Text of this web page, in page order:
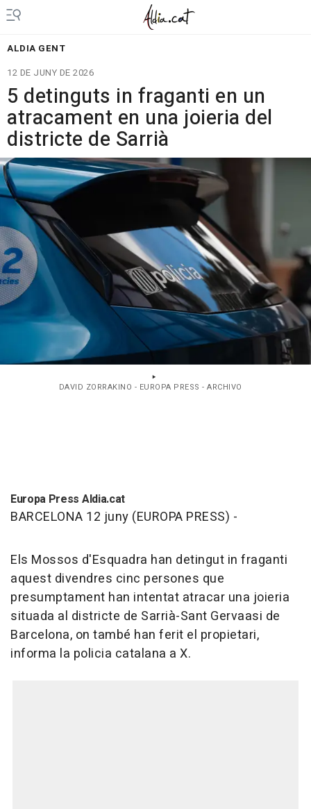
ALDIA GENT
12 DE JUNY DE 2026
5 detinguts in fraganti en un
atracament en una joieria del
districte de Sarrià
DAVID ZORRAKINO - EUROPA PRESS - ARCHIVO
Europa Press Aldia.cat
BARCELONA 12 juny (EUROPA PRESS) -
Els Mossos d'Esquadra han detingut in fraganti
aquest divendres cinc persones que
presumptament han intentat atracar una joieria
situada al districte de Sarrià-Sant Gervaasi de
Barcelona, on també han ferit el propietari,
informa la policia catalana a X.